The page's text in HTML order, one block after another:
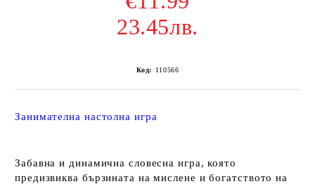
23.45лв.
Код: 110566
Занимателна настолна игра
Забавна и динамична словесна игра, която
предизвиква бързината на мислене и богатството на